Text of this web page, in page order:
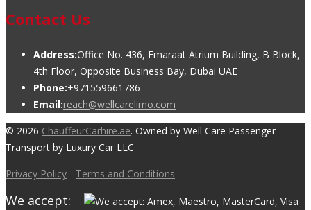
Contact Us
Address:Office No. 436, Emaraat Atrium Building, B Block,
4th Floor, Opposite Business Bay, Dubai UAE
Phone:+971559661786
Email:reach@wellcarelimo.com
© 2026 ChauffeurCarhire.ae. Owned by Well Care Passenger
Transport by Luxury Car LLC
Privacy Policy - Terms and Conditions
We accept: